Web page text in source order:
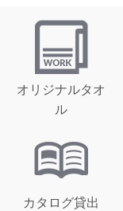
オリジナルタオ
ル
カタログ貸出